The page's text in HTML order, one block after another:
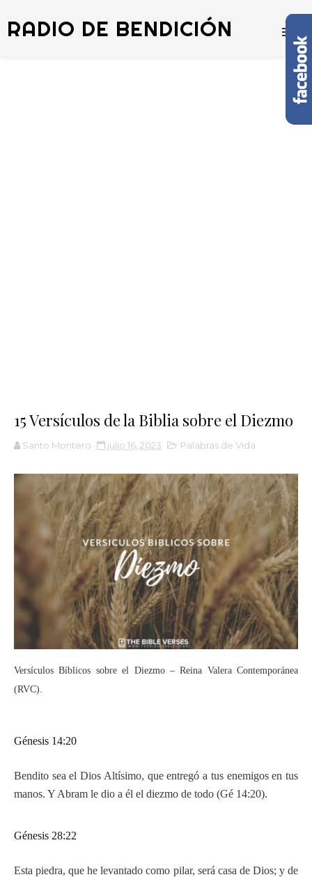
RADIO DE BENDICIÓN
15 Versículos de la Biblia sobre el Diezmo
Santo Montero julio 16, 2023 Palabras de Vida
Versículos Bíblicos sobre el Diezmo – Reina Valera Contemporánea
(RVC).
Génesis 14:20
Bendito sea el Dios Altísimo, que entregó a tus enemigos en tus
manos. Y Abram le dio a él el diezmo de todo (Gé 14:20).
Génesis 28:22
Esta piedra, que he levantado como pilar, será casa de Dios; y de